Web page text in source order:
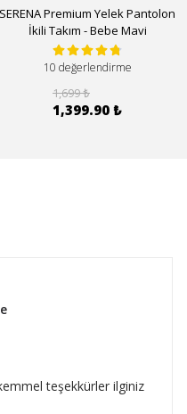
SERENA Premium Yelek Pantolon
İkili Takım - Bebe Mavi
10 değerlendirme
1,699 ₺
1,399.90 ₺
teşekkürler ilginiz